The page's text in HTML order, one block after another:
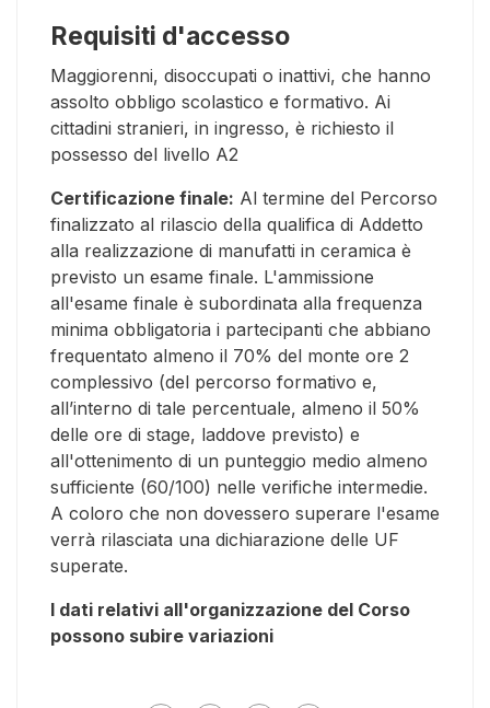
Requisiti d'accesso
Maggiorenni, disoccupati o inattivi, che hanno
assolto obbligo scolastico e formativo. Ai
cittadini stranieri, in ingresso, è richiesto il
possesso del livello A2
Certificazione finale: Al termine del Percorso
finalizzato al rilascio della qualifica di Addetto
alla realizzazione di manufatti in ceramica è
previsto un esame finale. L'ammissione
all'esame finale è subordinata alla frequenza
minima obbligatoria i partecipanti che abbiano
frequentato almeno il 70% del monte ore 2
complessivo (del percorso formativo e,
all’interno di tale percentuale, almeno il 50%
delle ore di stage, laddove previsto) e
all'ottenimento di un punteggio medio almeno
sufficiente (60/100) nelle verifiche intermedie.
A coloro che non dovessero superare l'esame
verrà rilasciata una dichiarazione delle UF
superate.
I dati relativi all'organizzazione del Corso
possono subire variazioni